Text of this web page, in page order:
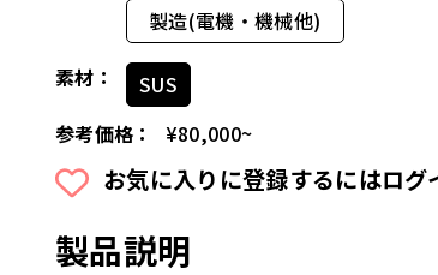
製造(電機・機械他)
素材：
SUS
参考価格：
¥80,000~
お気に入りに登録するにはログ
製品説明